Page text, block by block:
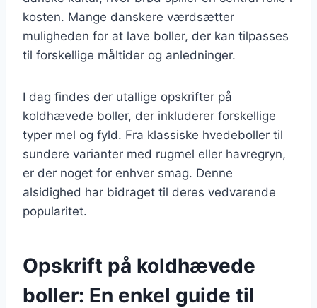
kosten. Mange danskere værdsætter
muligheden for at lave boller, der kan tilpasses
til forskellige måltider og anledninger.
I dag findes der utallige opskrifter på
koldhævede boller, der inkluderer forskellige
typer mel og fyld. Fra klassiske hvedeboller til
sundere varianter med rugmel eller havregryn,
er der noget for enhver smag. Denne
alsidighed har bidraget til deres vedvarende
popularitet.
Opskrift på koldhævede
boller: En enkel guide til